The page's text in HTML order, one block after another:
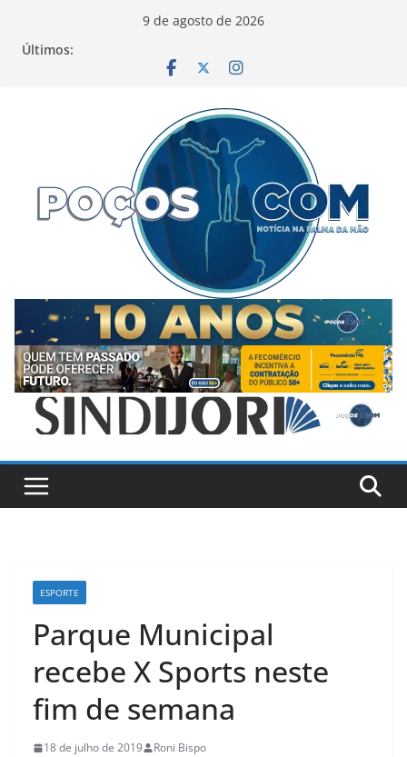
9 de agosto de 2026
Últimos:
ESPORTE
Parque Municipal
recebe X Sports neste
fim de semana
18 de julho de 2019 Roni Bispo